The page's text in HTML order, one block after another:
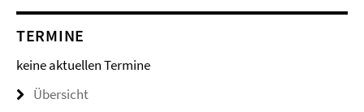
TERMINE
keine aktuellen Termine
Übersicht